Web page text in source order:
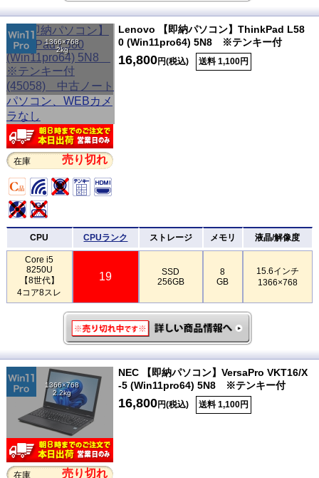
1366×768
2kg
在庫 売り切れ
Lenovo 【即納パソコン】ThinkPad L58
0 (Win11pro64) 5N8 ※テンキー付
16,800円(税込) 送料 1,100円
CPU CPUランク ストレージ メモリ 液晶/解像度
Core i5
8250U
【8世代】
4コア8スレ
19
SSD
256GB
8
GB
15.6インチ
1366×768
1366×768
2.2kg
在庫 売り切れ
NEC 【即納パソコン】VersaPro VKT16/X
-5 (Win11pro64) 5N8 ※テンキー付
16,800円(税込) 送料 1,100円